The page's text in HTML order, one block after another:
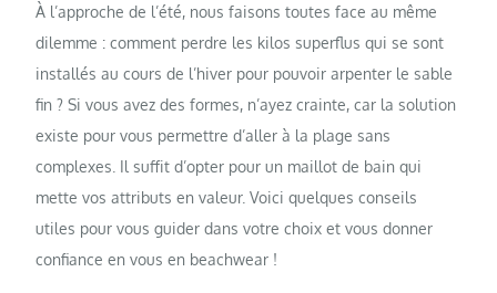
À l’approche de l’été, nous faisons toutes face au même
dilemme : comment perdre les kilos superflus qui se sont
installés au cours de l’hiver pour pouvoir arpenter le sable
fin ? Si vous avez des formes, n’ayez crainte, car la solution
existe pour vous permettre d’aller à la plage sans
complexes. Il suffit d’opter pour un maillot de bain qui
mette vos attributs en valeur. Voici quelques conseils
utiles pour vous guider dans votre choix et vous donner
confiance en vous en beachwear !